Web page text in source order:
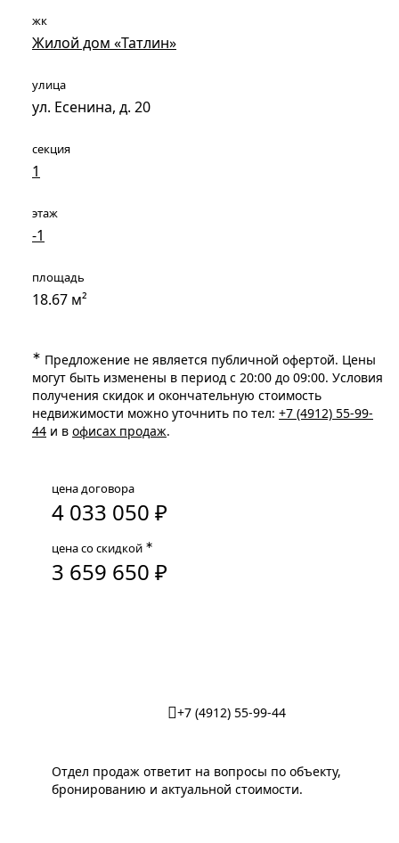
жк
Жилой дом «Татлин»
улица
ул. Есенина, д. 20
секция
1
этаж
-1
площадь
18.67 м²
∗ Предложение не является публичной офертой. Цены
могут быть изменены в период с 20:00 до 09:00. Условия
получения скидок и окончательную стоимость
недвижимости можно уточнить по тел: +7 (4912) 55-99-
44 и в офисах продаж.
цена договора
4 033 050 ₽
цена со скидкой ∗
3 659 650 ₽
+7 (4912) 55-99-44
Отдел продаж ответит на вопросы по объекту,
бронированию и актуальной стоимости.